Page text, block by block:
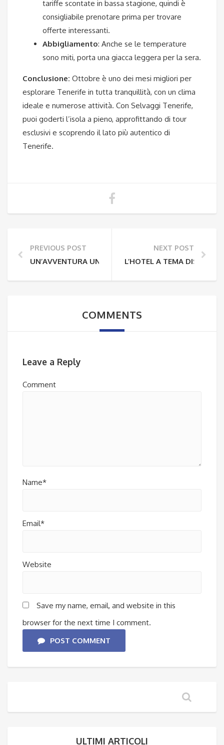
tariffe scontate in bassa stagione, quindi è
consigliabile prenotare prima per trovare
offerte interessanti.
Abbigliamento: Anche se le temperature
sono miti, porta una giacca leggera per la sera.
Conclusione: Ottobre è uno dei mesi migliori per
esplorare Tenerife in tutta tranquillità, con un clima
ideale e numerose attività. Con Selvaggi Tenerife,
puoi goderti l’isola a pieno, approfittando di tour
esclusivi e scoprendo il lato più autentico di
Tenerife.
PREVIOUS POST
UN’AVVENTURA UNICA CON SELVAGGI TENERIFE:
NEXT POST
L’HOTEL A TEMA DISNEY A
COMMENTS
Leave a Reply
Comment
Name*
Email*
Website
Save my name, email, and website in this
browser for the next time I comment.
POST COMMENT
ULTIMI ARTICOLI